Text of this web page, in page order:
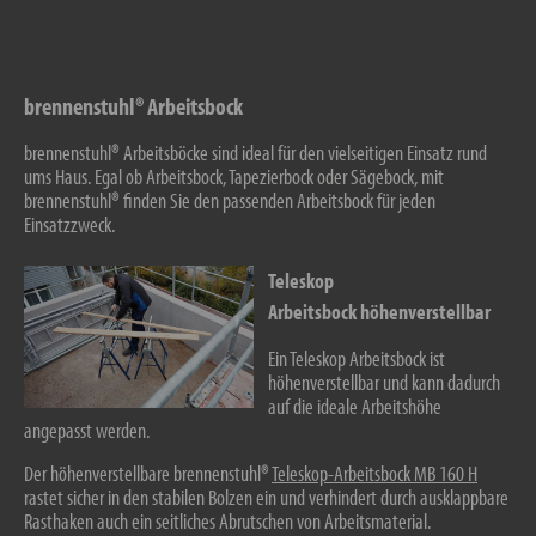
brennenstuhl® Arbeitsbock
brennenstuhl® Arbeitsböcke sind ideal für den vielseitigen Einsatz rund
ums Haus. Egal ob Arbeitsbock, Tapezierbock oder Sägebock, mit
brennenstuhl® finden Sie den passenden Arbeitsbock für jeden
Einsatzzweck.
Teleskop
Arbeitsbock höhenverstellbar
Ein Teleskop Arbeitsbock ist
höhenverstellbar und kann dadurch
auf die ideale Arbeitshöhe
angepasst werden.
Der höhenverstellbare brennenstuhl®Teleskop-Arbeitsbock MB 160 H
rastet sicher in den stabilen Bolzen ein und verhindert durch ausklappbare
Rasthaken auch ein seitliches Abrutschen von Arbeitsmaterial.